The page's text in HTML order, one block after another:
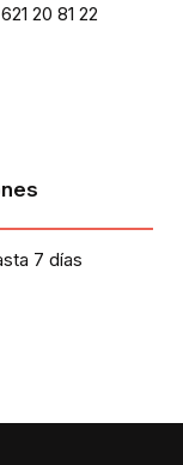
20 81 22
7 días